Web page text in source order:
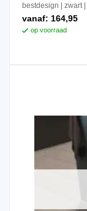
bestdesign zwart
vanaf: 164,95
op voorraad